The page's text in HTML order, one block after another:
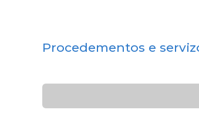
Procedementos e